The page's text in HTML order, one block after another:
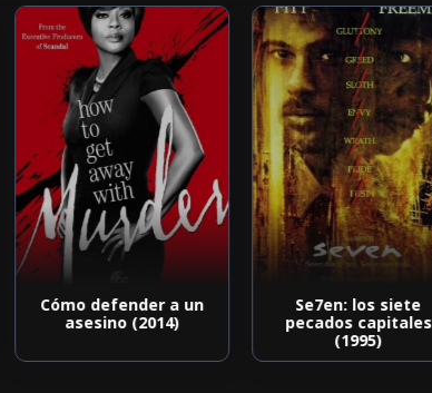
Cómo defender a un
asesino (2014)
Se7en: los siete
pecados capitales
(1995)